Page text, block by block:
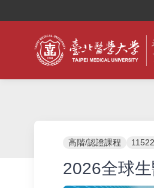
高階/認證課程
2026全球